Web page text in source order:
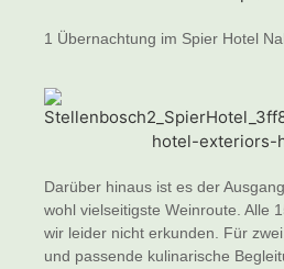
1 Übernachtung im Spier Hotel
Darüber hinaus ist es der
wohl vielseitigste Weinroute. Alle
wir leider nicht erkunden. Für
und passende kulinarische